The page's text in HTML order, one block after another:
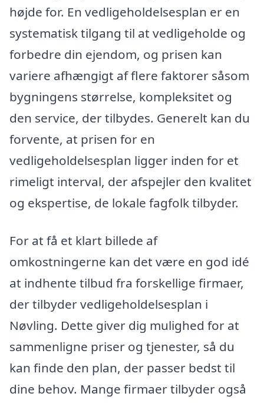
højde for. En vedligeholdelsesplan er en
systematisk tilgang til at vedligeholde og
forbedre din ejendom, og prisen kan
variere afhængigt af flere faktorer såsom
bygningens størrelse, kompleksitet og
den service, der tilbydes. Generelt kan du
forvente, at prisen for en
vedligeholdelsesplan ligger inden for et
rimeligt interval, der afspejler den kvalitet
og ekspertise, de lokale fagfolk tilbyder.
For at få et klart billede af
omkostningerne kan det være en god idé
at indhente tilbud fra forskellige firmaer,
der tilbyder vedligeholdelsesplan i
Nøvling. Dette giver dig mulighed for at
sammenligne priser og tjenester, så du
kan finde den plan, der passer bedst til
dine behov. Mange firmaer tilbyder også